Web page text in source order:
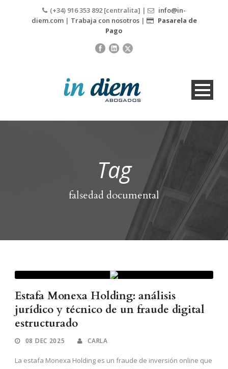
(+34) 916 353 892 [centralita] |
info@in-
diem.com| Trabaja con nosotros|
Pasarela de
Pago
Tag
falsedad documental
Estafa Monexa Holding: análisis
jurídico y técnico de un fraude digital
estructurado
08 DEC 2025 CARLA
La estafa Monexa Holding es un fraude de inversión online que